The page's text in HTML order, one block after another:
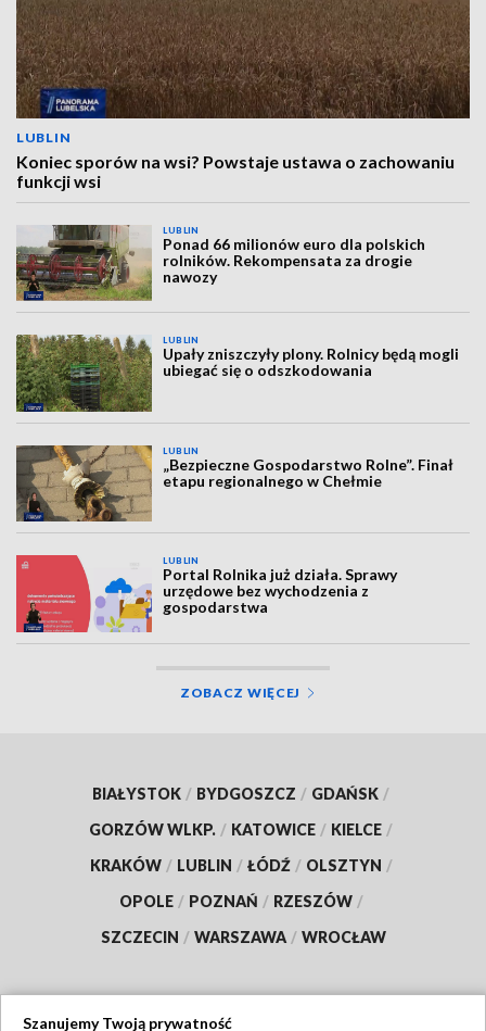
LUBLIN
Koniec sporów na wsi? Powstaje ustawa o zachowaniu
funkcji wsi
LUBLIN
Ponad 66 milionów euro dla polskich
rolników. Rekompensata za drogie
nawozy
LUBLIN
Upały zniszczyły plony. Rolnicy będą mogli
ubiegać się o odszkodowania
LUBLIN
„Bezpieczne Gospodarstwo Rolne”. Finał
etapu regionalnego w Chełmie
LUBLIN
Portal Rolnika już działa. Sprawy
urzędowe bez wychodzenia z
gospodarstwa
ZOBACZ WIĘCEJ
BIAŁYSTOK / BYDGOSZCZ / GDAŃSK /
GORZÓW WLKP. / KATOWICE / KIELCE /
KRAKÓW / LUBLIN / ŁÓDŹ / OLSZTYN /
OPOLE / POZNAŃ / RZESZÓW /
SZCZECIN / WARSZAWA / WROCŁAW
Szanujemy Twoją prywatność